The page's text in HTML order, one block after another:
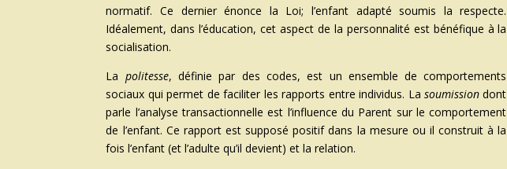
normatif. Ce dernier énonce la Loi; l’enfant adapté soumis la respecte.
Idéalement, dans l’éducation, cet aspect de la personnalité est bénéfique à la
socialisation.
La politesse, définie par des codes, est un ensemble de comportements
sociaux qui permet de faciliter les rapports entre individus. La soumissiondont
parle l’analyse transactionnelle est l’influence du Parent sur le comportement
de l’enfant. Ce rapport est supposé positif dans la mesure ou il construit à la
fois l’enfant (et l’adulte qu’il devient) et la relation.